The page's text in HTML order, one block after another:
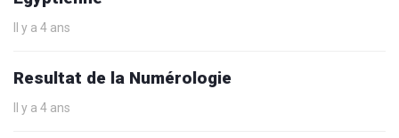
Il y a 4 ans
Resultat de la Numérologie
Il y a 4 ans